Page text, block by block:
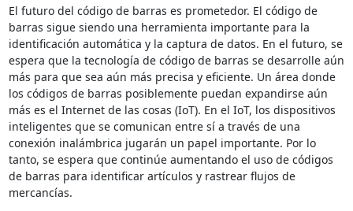
El futuro del código de barras es prometedor. El código de
barras sigue siendo una herramienta importante para la
identificación automática y la captura de datos. En el futuro, se
espera que la tecnología de código de barras se desarrolle aún
más para que sea aún más precisa y eficiente. Un área donde
los códigos de barras posiblemente puedan expandirse aún
más es el Internet de las cosas (IoT). En el IoT, los dispositivos
inteligentes que se comunican entre sí a través de una
conexión inalámbrica jugarán un papel importante. Por lo
tanto, se espera que continúe aumentando el uso de códigos
de barras para identificar artículos y rastrear flujos de
mercancías.